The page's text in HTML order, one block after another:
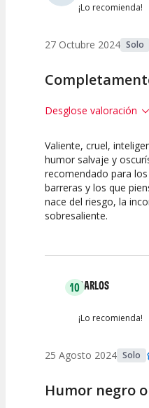
¡Lo recomienda!
27 Octubre 2024 Solo
Desglose valoración
10
Calidad del
Espectáculo
10
Puesta en
Escena
Valiente, cruel,
humor salvaje y
recomendado para
barreras y los que
nace del riesgo, la
sobresaliente.
10CARLOS
¡Lo recomienda!
25 Agosto 2024 Solo
Humor negro